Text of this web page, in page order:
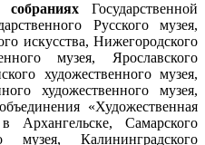
Государственной
Русского музея,
искусства, Нижегородского
музея, Ярославского
художественного музея,
художественного музея,
«Художественная
Архангельске, Самарского
музея, Калининградского